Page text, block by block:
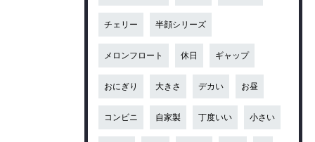
チェリー 半顔シリーズ
メロンフロート 休日 ギャップ
おにぎり 大きさ デカい お昼
コンビニ 自家製 丁度いい 小さい